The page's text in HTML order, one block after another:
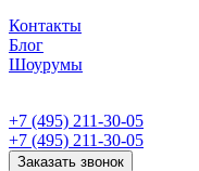
Контакты
Блог
Шоурумы
+7 (495) 211-30-05
+7 (495) 211-30-05
Заказать звонок